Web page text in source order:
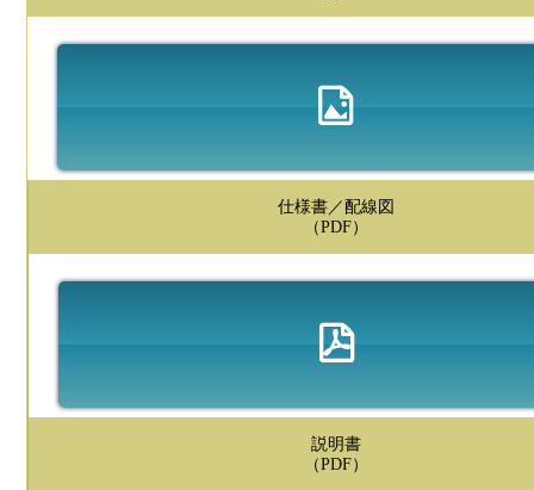
仕様書／配線図
（PDF）
説明書
（PDF）